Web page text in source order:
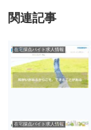
関連記事
在宅採点バイト求人情報
在宅採点バイト求人情報